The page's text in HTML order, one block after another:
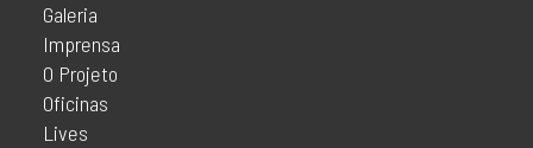
Galeria
Imprensa
O Projeto
Oficinas
Lives